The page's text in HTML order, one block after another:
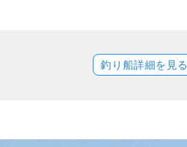
釣り船詳細を見る